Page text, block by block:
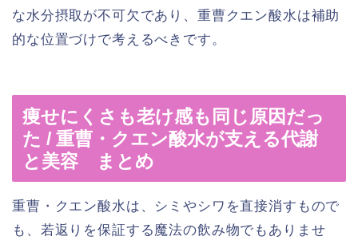
な水分摂取が不可欠であり、重曹クエン酸水は補助
的な位置づけで考えるべきです。
痩せにくさも老け感も同じ原因だっ
た / 重曹・クエン酸水が支える代謝
と美容 まとめ
重曹・クエン酸水は、シミやシワを直接消すもので
も、若返りを保証する魔法の飲み物でもありませ